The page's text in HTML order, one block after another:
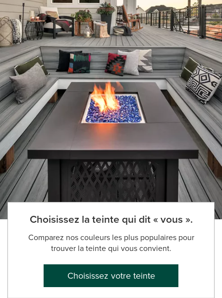
Choisissez la teinte qui dit « vous ».
Comparez nos couleurs les plus populaires pour
trouver la teinte qui vous convient.
Choisissez votre teinte